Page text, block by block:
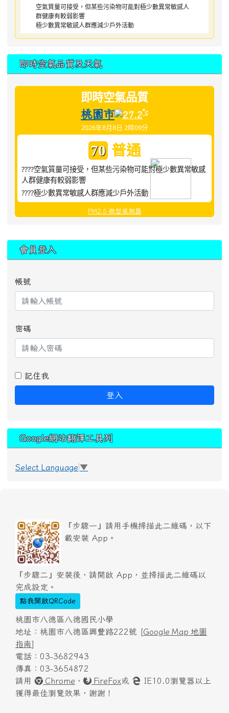
空氣質量可接受，但某些污染物可能對極少數異常敏感人
群健康有較弱影響
極少數異常敏感人群應減少戶外活動
即時空氣品質及天氣
即時空氣品質
桃園市 27.2°c
2026年8月8日 2時09分
70 普通
????空氣質量可接受，但某些污染物可能對極少數異常敏感
人群健康有較弱影響
????極少數異常敏感人群應減少戶外活動
PM2.5 微型感測器
會員登入
帳號
密碼
記住我
登入
Google網站翻譯工具列
Select Language ▼
『步驟一』請用手機掃描此二維碼，以下
載安裝 App。
『步驟二』安裝後，請開啟 App，並掃描此二維碼以
完成設定。
點我開啟QRCode
桃園市八德區八德國民小學
地址：桃園市八德區興豐路222號 [Google Map 地圖
指南]
電話：03-3682943
傳真：03-3654872
請用
Chrome 、 FireFox或
IE10.0瀏覽器以上
獲得最佳瀏覽效果，謝謝！